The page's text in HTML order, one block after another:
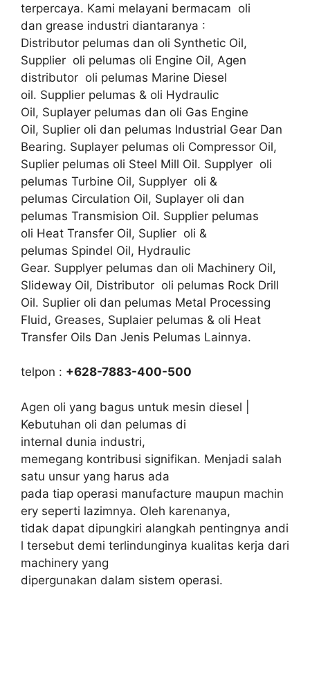
terpercaya. Kami melayani bermacam oli
dan grease industri diantaranya :
Distributor pelumas dan oli Synthetic Oil,
Supplier oli pelumas oli Engine Oil, Agen
distributor oli pelumas Marine Diesel
oil. Supplier pelumas & oli Hydraulic
Oil, Suplayer pelumas dan oli Gas Engine
Oil, Suplier oli dan pelumas Industrial Gear Dan
Bearing. Suplayer pelumas oli Compressor Oil,
Suplier pelumas oli Steel Mill Oil. Supplyer oli
pelumas Turbine Oil, Supplyer oli &
pelumas Circulation Oil, Suplayer oli dan
pelumas Transmision Oil. Supplier pelumas
oli Heat Transfer Oil, Suplier oli &
pelumas Spindel Oil, Hydraulic
Gear. Supplyer pelumas dan oli Machinery Oil,
Slideway Oil, Distributor oli pelumas Rock Drill
Oil. Suplier oli dan pelumas Metal Processing
Fluid, Greases, Suplaier pelumas & oli Heat
Transfer Oils Dan Jenis Pelumas Lainnya.
telpon : +628-7883-400-500
Agen oli yang bagus untuk mesin diesel |
Kebutuhan oli dan pelumas di
internal dunia industri,
memegang kontribusi signifikan. Menjadi salah
satu unsur yang harus ada
pada tiap operasi manufacture maupun machin
ery seperti lazimnya. Oleh karenanya,
tidak dapat dipungkiri alangkah pentingnya andi
l tersebut demi terlindunginya kualitas kerja dari
machinery yang
dipergunakan dalam sistem operasi.